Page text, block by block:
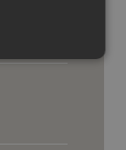
cinque